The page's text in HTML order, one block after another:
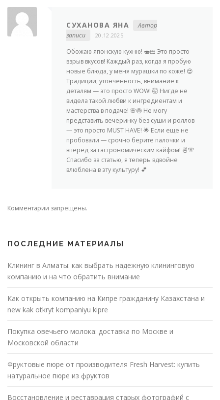
СУХАНОВА ЯНА
Автор
записи
20.12.2025
Обожаю японскую кухню! 🍣🍱 Это просто
взрыв вкусов! Каждый раз, когда я пробую
новые блюда, у меня мурашки по коже! 😍
Традиции, утонченность, внимание к
деталям — это просто WOW! 🤯 Нигде не
видела такой любви к ингредиентам и
мастерства в подаче! 🌸🍥 Не могу
представить вечеринку без суши и роллов
— это просто MUST HAVE! 🌟 Если еще не
пробовали — срочно берите палочки и
вперед за гастрономическим кайфом! 🍜🎌
Спасибо за статью, я теперь вдвойне
влюблена в эту культуру! 💕
Комментарии запрещены.
ПОСЛЕДНИЕ МАТЕРИАЛЫ
Клининг в Алматы: как выбрать надежную клининговую
компанию и на что обратить внимание
Как открыть компанию на Кипре гражданину Казахстана и
new kak otkryt kompaniyu kipre
Покупка овечьего молока: доставка по Москве и
Московской области
Фруктовые пюре от производителя Fresh Harvest: купить
натуральное пюре из фруктов
Восстановление и реставрация старых фотографий с